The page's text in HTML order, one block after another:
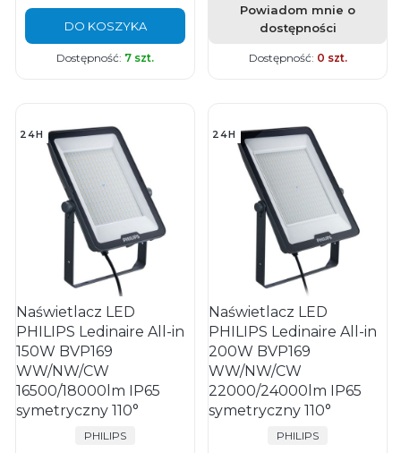
DO KOSZYKA
Dostępność: 7 szt.
Powiadom mnie o
dostępności
Dostępność: 0 szt.
24H
Naświetlacz LED
PHILIPS Ledinaire All-in
150W BVP169
WW/NW/CW
16500/18000lm IP65
symetryczny 110°
PRODUCENT
PHILIPS
24H
Naświetlacz LED
PHILIPS Ledinaire All-in
200W BVP169
WW/NW/CW
22000/24000lm IP65
symetryczny 110°
PRODUCENT
PHILIPS